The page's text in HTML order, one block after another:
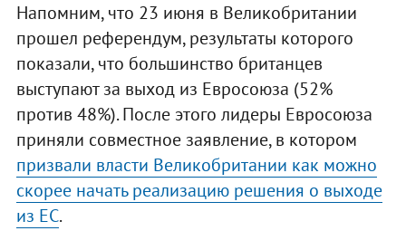
Напомним, что 23 июня в Великобритании
прошел референдум, результаты которого
показали, что большинство британцев
выступают за выход из Евросоюза (52%
против 48%). После этого лидеры Евросоюза
приняли совместное заявление, в котором
призвали власти Великобритании как можно
скорее начать реализацию решения о выходе
из ЕС.